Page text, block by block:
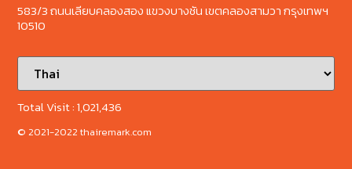
583/3 ถนนเลียบคลองสอง แขวงบางชัน เขตคลองสามวา กรุงเทพฯ
10510
Total Visit :1,021,436
© 2021-2022 thairemark.com